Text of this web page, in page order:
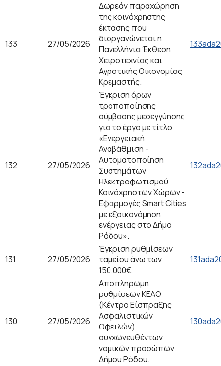
133 27/05/2026
Δωρεάν παραχώρηση
της κοινόχρηστης
έκτασης που
διοργανώνεται η
Πανελλήνια Έκθεση
Χειροτεχνίας και
Αγροτικής Οικονομίας
Κρεμαστής.
132 27/05/2026
Έγκριση όρων
τροποποίησης
σύμβασης μεσεγγύησης
για το έργο με τίτλο
«Ενεργειακή
Αναβάθμιση -
Αυτοματοποίηση
Συστημάτων
Ηλεκτροφωτισμού
Κοινόχρηστων Χώρων -
Εφαρμογές Smart Cities
με εξοικονόμηση
ενέργειας στο Δήμο
Ρόδου».
131 27/05/2026
Έγκριση ρυθμίσεων
ταμείου άνω των
150.000€.
130 27/05/2026
Αποπληρωμή
ρυθμίσεων ΚΕΑΟ
(Κέντρο Είσπραξης
Ασφαλιστικών
Οφειλών)
συγχωνευθέντων
νομικών προσώπων
Δήμου Ρόδου.